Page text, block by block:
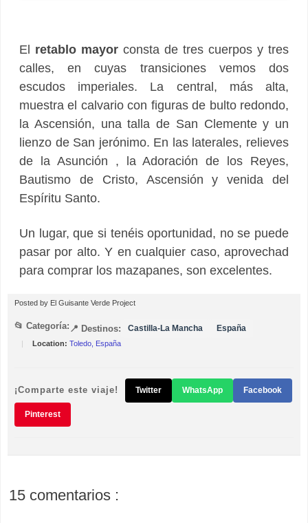
El retablo mayor consta de tres cuerpos y tres
calles, en cuyas transiciones vemos dos
escudos imperiales. La central, más alta,
muestra el calvario con figuras de bulto redondo,
la Ascensión, una talla de San Clemente y un
lienzo de San jerónimo. En las laterales, relieves
de la Asunción , la Adoración de los Reyes,
Bautismo de Cristo, Ascensión y venida del
Espíritu Santo.
Un lugar, que si tenéis oportunidad, no se puede
pasar por alto. Y en cualquier caso, aprovechad
para comprar los mazapanes, son excelentes.
Posted by El Guisante Verde Project
📂 Categoría: 📍 Destinos: Castilla-La Mancha España
Location: Toledo, España
¡Comparte este viaje! Twitter WhatsApp Facebook
Pinterest
15 comentarios :